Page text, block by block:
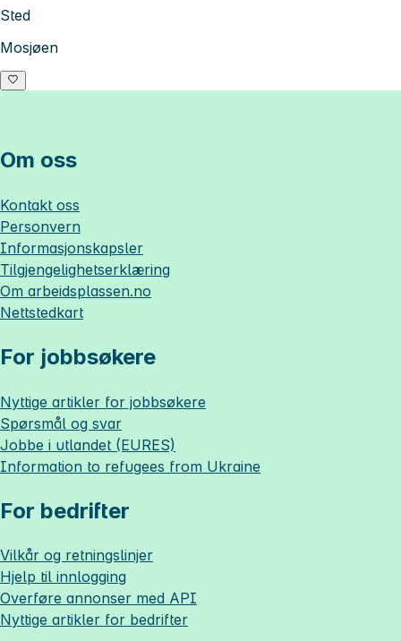
Sted
Mosjøen
Om oss
Kontakt oss
Personvern
Informasjonskapsler
Tilgjengelighetserklæring
Om arbeidsplassen.no
Nettstedkart
For jobbsøkere
Nyttige artikler for jobbsøkere
Spørsmål og svar
Jobbe i utlandet (EURES)
Information to refugees from Ukraine
For bedrifter
Vilkår og retningslinjer
Hjelp til innlogging
Overføre annonser med API
Nyttige artikler for bedrifter